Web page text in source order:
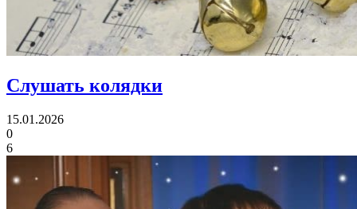
Слушать колядки
15.01.2026
0
6